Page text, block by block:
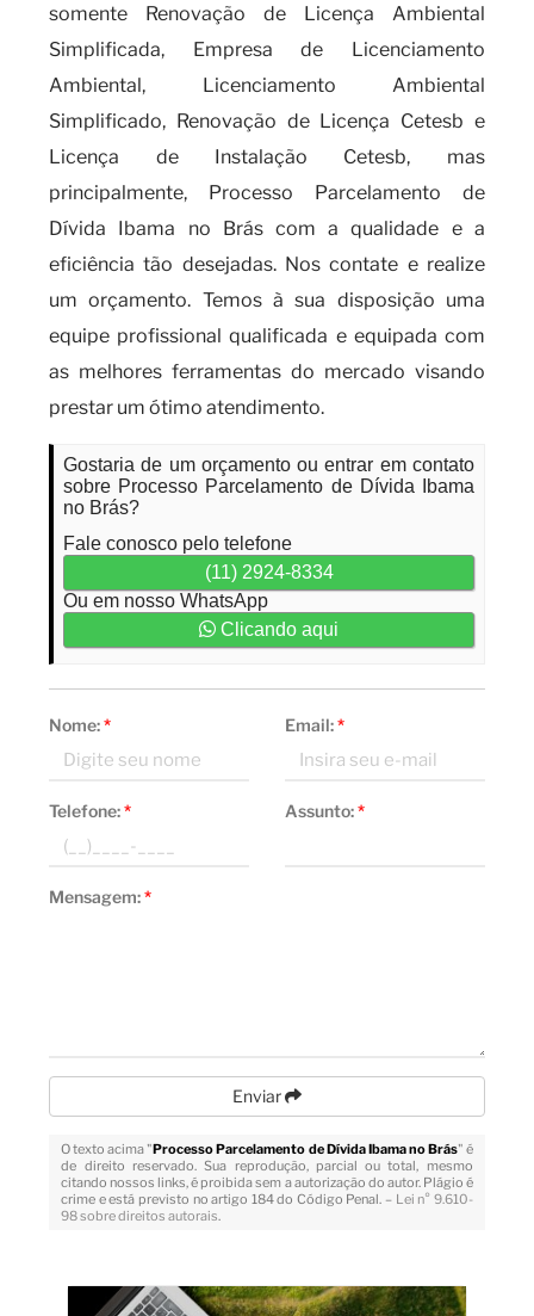
somente Renovação de Licença Ambiental
Simplificada, Empresa de Licenciamento
Ambiental, Licenciamento Ambiental
Simplificado, Renovação de Licença Cetesb e
Licença de Instalação Cetesb, mas
principalmente, Processo Parcelamento de
Dívida Ibama no Brás com a qualidade e a
eficiência tão desejadas. Nos contate e realize
um orçamento. Temos à sua disposição uma
equipe profissional qualificada e equipada com
as melhores ferramentas do mercado visando
prestar um ótimo atendimento.
Gostaria de um orçamento ou entrar em contato
sobre Processo Parcelamento de Dívida Ibama
no Brás?
Fale conosco pelo telefone
(11) 2924-8334
Ou em nosso WhatsApp
Clicando aqui
Nome:* Email:*
Telefone:* Assunto:*
Mensagem:*
Enviar
O texto acima "Processo Parcelamento de Dívida Ibama no Brás" é
de direito reservado. Sua reprodução, parcial ou total, mesmo
citando nossos links, é proibida sem a autorização do autor. Plágio é
crime e está previsto no artigo 184 do Código Penal. – Lei n° 9.610-
98 sobre direitos autorais.